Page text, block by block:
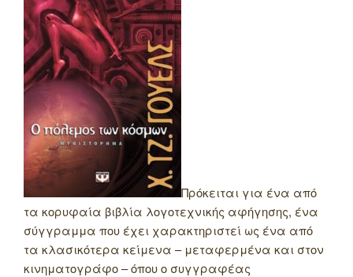
Πρόκειται για ένα από
τα κορυφαία βιβλία λογοτεχνικής αφήγησης, ένα
σύγγραμμα που έχει χαρακτηριστεί ως ένα από
τα κλασικότερα κείμενα – μεταφερμένα και στον
κινηματογράφο – όπου ο συγγραφέας